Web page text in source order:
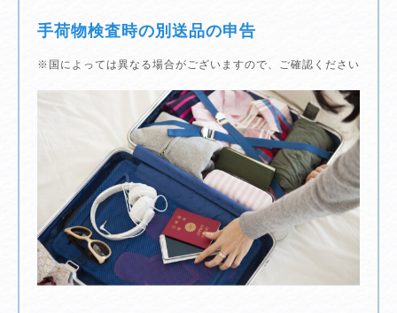
手荷物検査時の別送品の申告
※国によっては異なる場合がございますので、ご確認ください